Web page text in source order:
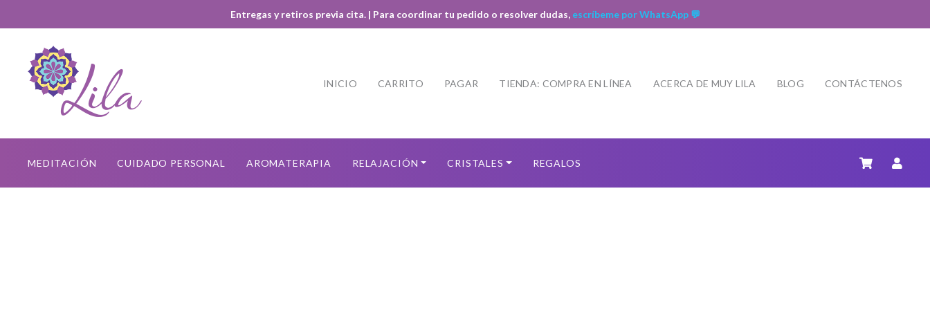
Entregas y retiros previa cita. | Para coordinar tu pedido o resolver dudas, escríbeme por WhatsApp 💬
INICIO CARRITO PAGAR TIENDA: COMPRA EN LÍNEA ACERCA DE MUY LILA BLOG CONTÁCTENOS
MEDITACIÓN CUIDADO PERSONAL AROMATERAPIA RELAJACIÓN CRISTALES REGALOS